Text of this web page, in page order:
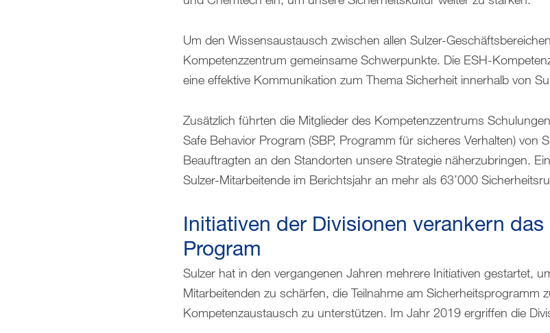
Um den Wissensaustausch zwischen allen Sulzer-
Kompetenzzentrum gemeinsame Schwerpunkte. Die ESH-
eine effektive Kommunikation zum Thema Sicherheit innerhalb von
Zusätzlich führten die Mitglieder des Kompetenzzentrums
Safe Behavior Program (SBP, Programm für sicheres Verhalten) von
Beauftragten an den Standorten unsere Strategie näherzubringen.
Sulzer-Mitarbeitende im Berichtsjahr an mehr als 63’000
Initiativen der Divisionen verankern
Program
Sulzer hat in den vergangenen Jahren mehrere Initiativen gestartet,
Mitarbeitenden zu schärfen, die Teilnahme am Sicherheitsprogramm
Kompetenzaustausch zu unterstützen. Im Jahr 2019 ergriffen die